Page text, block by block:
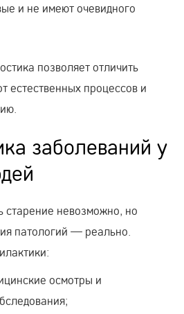
и не имеют очевидного
позволяет отличить
естественных процессов и
заболеваний у
старение невозможно, но
патологий — реально.
осмотры и